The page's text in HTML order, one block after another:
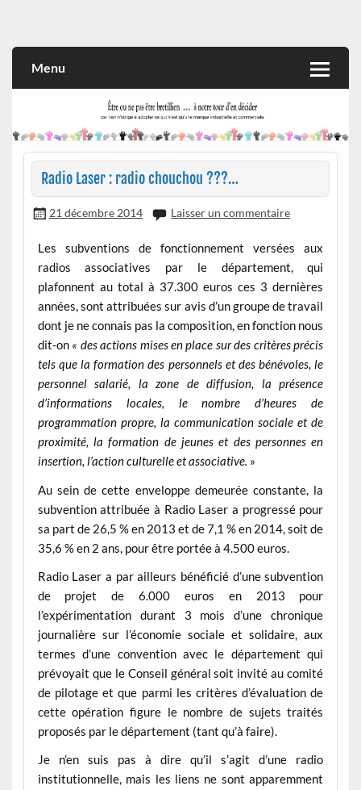
et commerciale
Menu
Radio Laser : radio chouchou ???…
21 décembre 2014 Laisser un commentaire
Les subventions de fonctionnement versées aux
radios associatives par le département, qui
plafonnent au total à 37.300 euros ces 3 dernières
années, sont attribuées sur avis d’un groupe de travail
dont je ne connais pas la composition, en fonction nous
dit-on« des actions mises en place sur des critères précis
tels que la formation des personnels et des bénévoles, le
personnel salarié, la zone de diffusion, la présence
d’informations locales, le nombre d’heures de
programmation propre, la communication sociale et de
proximité, la formation de jeunes et des personnes en
insertion, l’action culturelle et associative. »
Au sein de cette enveloppe demeurée constante, la
subvention attribuée à Radio Laser a progressé pour
sa part de 26,5 % en 2013 et de 7,1 % en 2014, soit de
35,6 % en 2 ans, pour être portée à 4.500 euros.
Radio Laser a par ailleurs bénéficié d’une subvention
de projet de 6.000 euros en 2013 pour
l’expérimentation durant 3 mois d’une chronique
journalière sur l’économie sociale et solidaire, aux
termes d’une convention avec le département qui
prévoyait que le Conseil général soit invité au comité
de pilotage et que parmi les critères d’évaluation de
cette opération figure le nombre de sujets traités
proposés par le département (tant qu’à faire).
Je n’en suis pas à dire qu’il s’agit d’une radio
institutionnelle, mais les liens ne sont apparemment